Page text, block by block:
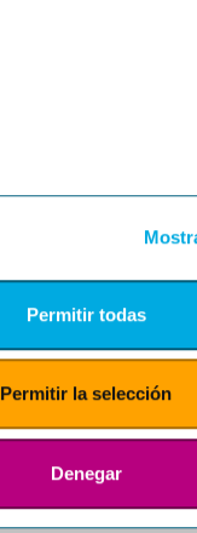
Permitir todas
Permitir la selección
Denegar